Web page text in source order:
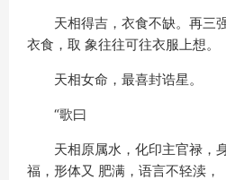
天相得吉，衣食不缺。再三
衣食，取 象往往可往衣服上想。
天相女命，最喜封诰星。
“歌曰
天相原属水，化印主官禄，
福，形体又 肥满，语言不轻渎，